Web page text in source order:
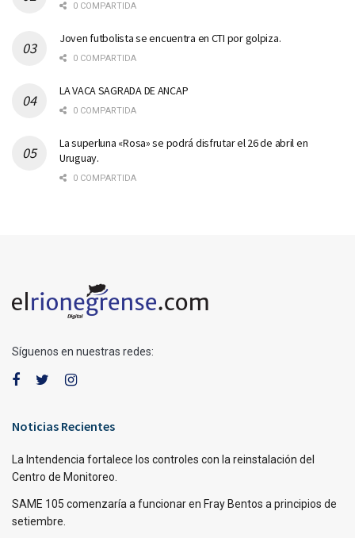
0 COMPARTIDA
Joven futbolista se encuentra en CTI por golpiza.
0 COMPARTIDA
LA VACA SAGRADA DE ANCAP
0 COMPARTIDA
La superluna «Rosa» se podrá disfrutar el 26 de abril en
Uruguay.
0 COMPARTIDA
Síguenos en nuestras redes:
Noticias Recientes
La Intendencia fortalece los controles con la reinstalación del
Centro de Monitoreo.
SAME 105 comenzaría a funcionar en Fray Bentos a principios de
setiembre.